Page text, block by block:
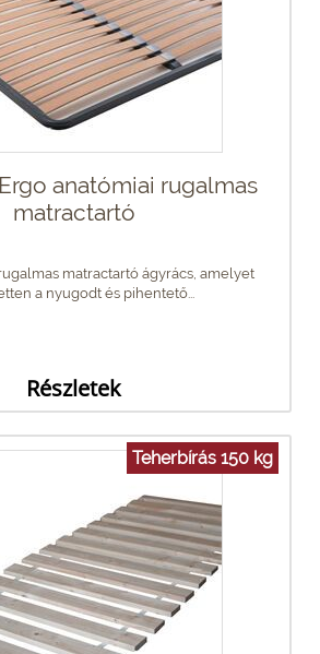
anatómiai rugalmas
matractartó
matractartó ágyrács, amelyet
a nyugodt és pihentető...
Részletek
Teherbírás 150 kg